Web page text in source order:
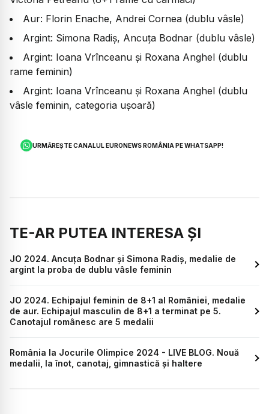
Aur: Florin Enache, Andrei Cornea (dublu vâsle)
Argint: Simona Radiș, Ancuța Bodnar (dublu vâsle)
Argint: Ioana Vrînceanu și Roxana Anghel (dublu
rame feminin)
Argint: Ioana Vrînceanu și Roxana Anghel (dublu
vâsle feminin, categoria ușoară)
URMĂREȘTE CANALUL EURONEWS ROMÂNIA PE WHATSAPP!
TE-AR PUTEA INTERESA ȘI
JO 2024. Ancuța Bodnar și Simona Radiș, medalie de
argint la proba de dublu vâsle feminin
JO 2024. Echipajul feminin de 8+1 al României, medalie
de aur. Echipajul masculin de 8+1 a terminat pe 5.
Canotajul românesc are 5 medalii
România la Jocurile Olimpice 2024 - LIVE BLOG. Nouă
medalii, la înot, canotaj, gimnastică și haltere